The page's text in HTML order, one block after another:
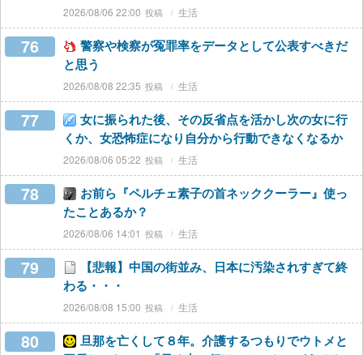
2026/08/06 22:00 生活
76
警察や検察が冤罪率をデータとして公表すべきだ
と思う
2026/08/08 22:35 生活
77
女に振られた後、その反省点を活かし次の女に行
くか、女恐怖症になり自分から行動できなくなるか
2026/08/06 05:22 生活
78
お前ら『ペルチェ素子の首ネッククーラー』使っ
たことあるか？
2026/08/06 14:01 生活
79
【悲報】中国の街並み、日本に汚染されすぎて終
わる・・・
2026/08/08 15:00 生活
80
旦那を亡くして８年。介護するつもりでウトメと